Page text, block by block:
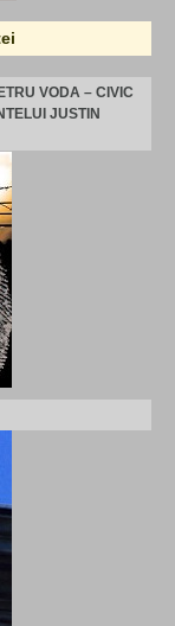
VODA – CIVIC
JUSTIN